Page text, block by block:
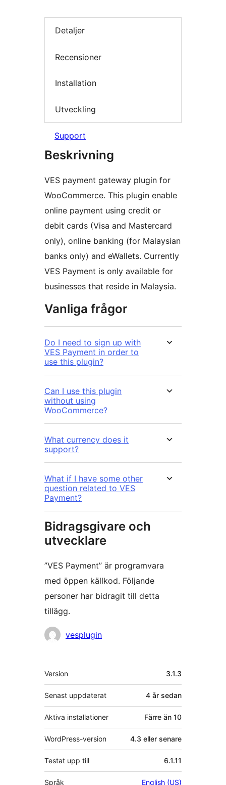
Detaljer
Recensioner
Installation
Utveckling
Support
Beskrivning
VES payment gateway plugin for
WooCommerce. This plugin enable
online payment using credit or
debit cards (Visa and Mastercard
only), online banking (for Malaysian
banks only) and eWallets. Currently
VES Payment is only available for
businesses that reside in Malaysia.
Vanliga frågor
Do I need to sign up with
VES Payment in order to
use this plugin?
Can I use this plugin
without using
WooCommerce?
What currency does it
support?
What if I have some other
question related to VES
Payment?
Bidragsgivare och
utvecklare
”VES Payment” är programvara
med öppen källkod. Följande
personer har bidragit till detta
tillägg.
Bidragande
vesplugin
Meta
Version 3.1.3
Senast uppdaterat 4 år sedan
Aktiva installationer Färre än 10
WordPress-version 4.3 eller senare
Testat upp till 6.1.11
Språk English (US)